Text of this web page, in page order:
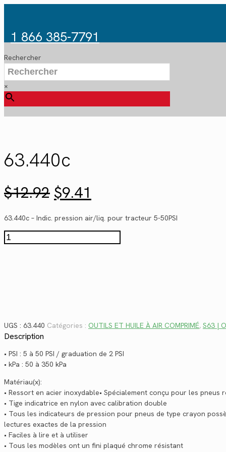
1 866 385-7791
Rechercher
×
63.440c
$12.92 Le
prix
initial
était :
$12.92.
$9.41
prix
actuel
est :
$9.41.
63.440c – Indic. pression air/liq. pour tracteur 5-50PSI
quantité
de
UGS : 63.440 Catégories : OUTILS ET HUILE À AIR COMPRIMÉ, S63 |
Description
• PSI : 5 à 50 PSI / graduation de 2 PSI
• kPa : 50 à 350 kPa
Matériau(x):
• Ressort en acier inoxydable• Spécialement conçu pour les pneus
• Tige indicatrice en nylon avec calibration double
• Tous les indicateurs de pression pour pneus de type crayon
lectures exactes de la pression
• Faciles à lire et à utiliser
• Tous les modèles ont un fini plaqué chrome résistant